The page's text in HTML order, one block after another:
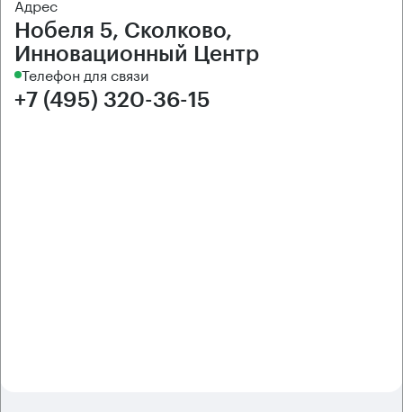
Нобеля 5, Сколково,
Инновационный Центр
Телефон для связи
+7 (495) 320-36-15